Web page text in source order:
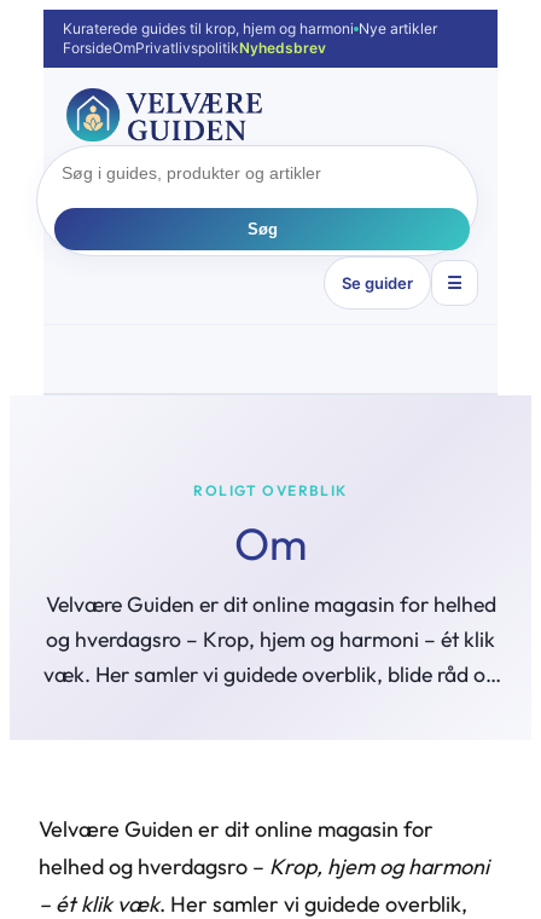
Spring
indhold
Kuraterede guides til krop, hjem og harmoni Nye artikler
ForsideOmPrivatlivspolitikNyhedsbrev
Søg
Se guider ☰
ROLIGT OVERBLIK
Om
Velvære Guiden er dit online magasin for helhed
og hverdagsro – Krop, hjem og harmoni – ét klik
væk. Her samler vi guidede overblik, blide råd og
Velvære Guiden er dit online magasin for
helhed og hverdagsro – Krop, hjem og harmoni
– ét klik væk. Her samler vi guidede overblik,